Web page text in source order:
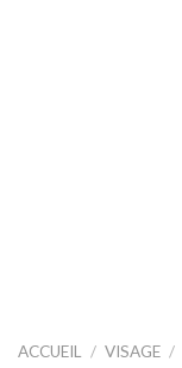
ACCUEIL / VISAGE /